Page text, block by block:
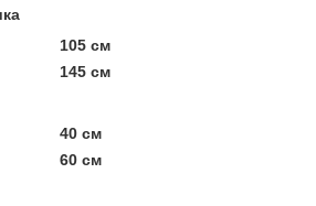
105 см
145 см
40 см
60 см